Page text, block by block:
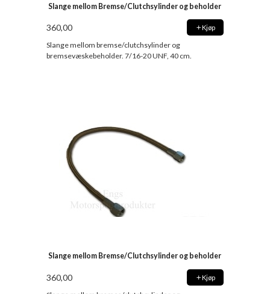
Slange mellom Bremse/Clutchsylinder og beholder
360,00 Kjøp
Slange mellom bremse/clutchsylinder og
bremsevæskebeholder. 7/16-20 UNF, 40 cm.
Slange mellom Bremse/Clutchsylinder og beholder
360,00 Kjøp